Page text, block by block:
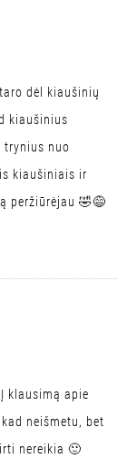
dėl kiaušinių
kiaušinius
trynius nuo
kiaušiniais ir
peržiūrėjau 🤣😅
klausimą apie
neišmetu, bet
nereikia 🙂